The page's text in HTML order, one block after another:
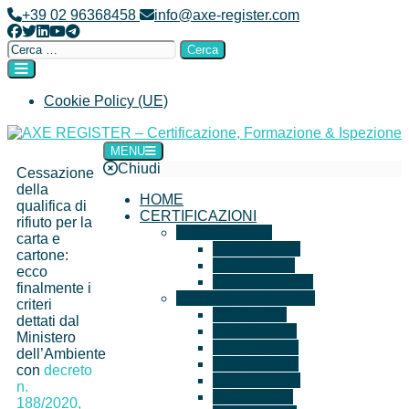
+39 02 96368458 info@axe-register.com
Cookie Policy (UE)
AXE REGISTER – Certificazione, Formazione & Ispezione
MENU
Chiudi
HOME
CERTIFICAZIONI
Cessazione
della
qualifica di
rifiuto per la
carta e
cartone:
ecco
finalmente i
criteri
dettati dal
Ministero
dell’Ambiente
con decreto
n.
188/2020,